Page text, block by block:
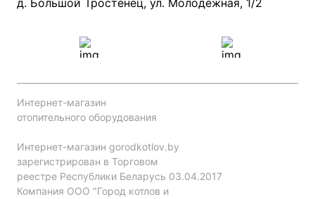
д. Большой Тростенец, ул. Молодёжная, 1/2
Интернет-магазин
отопительного оборудования
Интернет-магазин gorodkotlov.by
зарегистрирован в Торговом
реестре Республики Беларусь 03.04.2017
Компания ООО "Город котлов и